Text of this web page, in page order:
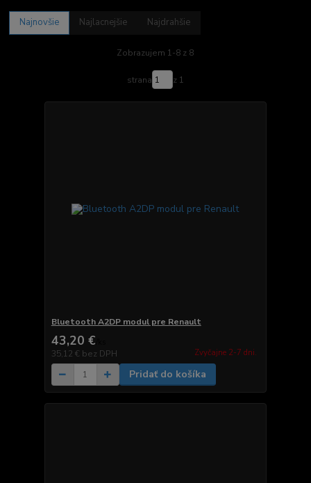
Najnovšie Najlacnejšie Najdrahšie
Zobrazujem 1-8 z 8
strana z 1
Bluetooth A2DP modul pre Renault
43,20 €
35,12 € bez DPH Zvyčajne 2-7 dni.
Pridať do košíka